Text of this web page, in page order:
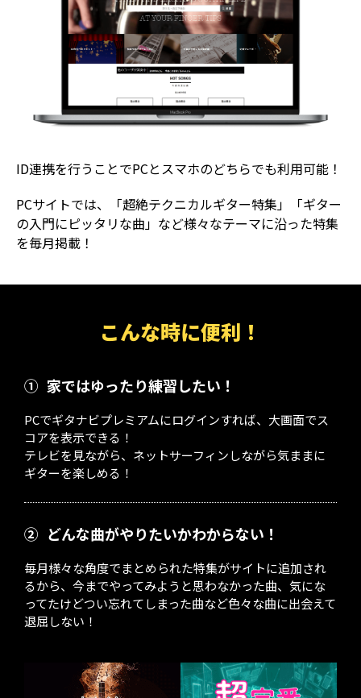
ID連携を行うことでPCとスマホのどちらでも利用可能！
PCサイトでは、「超絶テクニカルギター特集」「ギター
の入門にピッタリな曲」など様々なテーマに沿った特集
を毎月掲載！
こんな時に便利！
① 家ではゆったり練習したい！
PCでギタナビプレミアムにログインすれば、大画面でス
コアを表示できる！
テレビを見ながら、ネットサーフィンしながら気ままに
ギターを楽しめる！
② どんな曲がやりたいかわからない！
毎月様々な角度でまとめられた特集がサイトに追加され
るから、今までやってみようと思わなかった曲、気にな
ってたけどつい忘れてしまった曲など色々な曲に出会えて
退屈しない！